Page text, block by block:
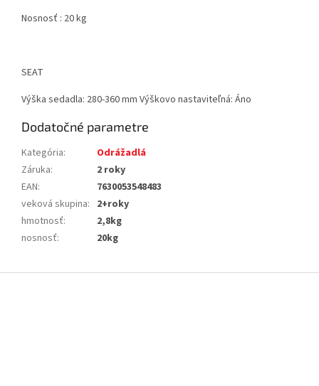
Nosnosť : 20 kg
SEAT
Výška sedadla: 280-360 mm Výškovo nastaviteľná: Áno
Dodatočné parametre
Kategória:
Odrážadlá
Záruka:
2 roky
EAN:
7630053548483
veková skupina: 2+roky
hmotnosť:
2,8kg
nosnosť: 20kg